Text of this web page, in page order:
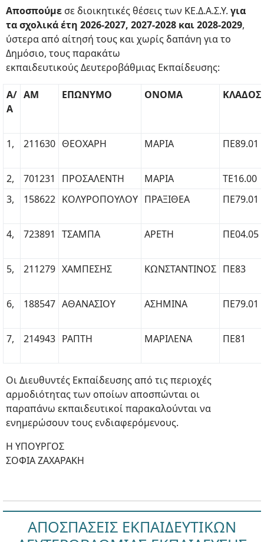
Αποσπούμε σε διοικητικές θέσεις των ΚΕ.Δ.Α.Σ.Υ. για
τα σχολικά έτη 2026-2027, 2027-2028 και 2028-2029,
ύστερα από αίτησή τους και χωρίς δαπάνη για το
Δημόσιο, τους παρακάτω
εκπαιδευτικούς Δευτεροβάθμιας Εκπαίδευσης:
Α/
Α
ΑΜ ΕΠΩΝΥΜΟ ΟΝΟΜΑ ΚΛΑΔΟΣ
1, 211630 ΘΕΟΧΑΡΗ ΜΑΡΙΑ ΠΕ89.01
2, 701231 ΠΡΟΣΑΛΕΝΤΗ ΜΑΡΙΑ
ΤΕ16.00
3,
158622 ΚΟΛΥΡΟΠΟΥΛΟΥ ΠΡΑΞΙΘΕΑ ΠΕ79.01
4, 723891 ΤΣΑΜΠΑ ΑΡΕΤΗ ΠΕ04.05
5, 211279 ΧΑΜΠΕΣΗΣ ΚΩΝΣΤΑΝΤΙΝΟΣ ΠΕ83
6, 188547 ΑΘΑΝΑΣΙΟΥ ΑΣΗΜΙΝΑ ΠΕ79.01
7, 214943 ΡΑΠΤΗ ΜΑΡΙΛΕΝΑ ΠΕ81
Οι Διευθυντές Εκπαίδευσης από τις περιοχές
αρμοδιότητας των οποίων αποσπώνται οι
παραπάνω εκπαιδευτικοί παρακαλούνται να
ενημερώσουν τους ενδιαφερόμενους.
Η ΥΠΟΥΡΓΟΣ
ΣΟΦΙΑ ΖΑΧΑΡΑΚΗ
ΑΠΟΣΠΑΣΕΙΣ ΕΚΠΑΙΔΕΥΤΙΚΩΝ